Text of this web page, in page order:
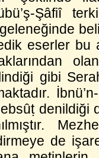
Şâfiî
geleneğinde
eserler bu
gibi
denildiği
de